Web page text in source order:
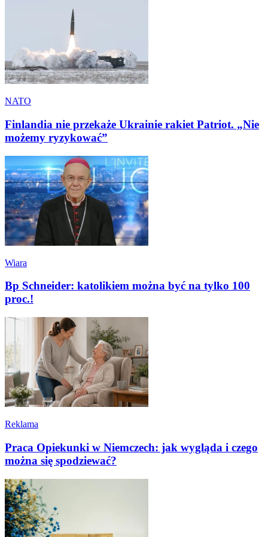
NATO
Finlandia nie przekaże Ukrainie rakiet Patriot. „Nie
możemy ryzykować”
Wiara
Bp Schneider: katolikiem można być na tylko 100
proc.!
Reklama
Praca Opiekunki w Niemczech: jak wygląda i czego
można się spodziewać?